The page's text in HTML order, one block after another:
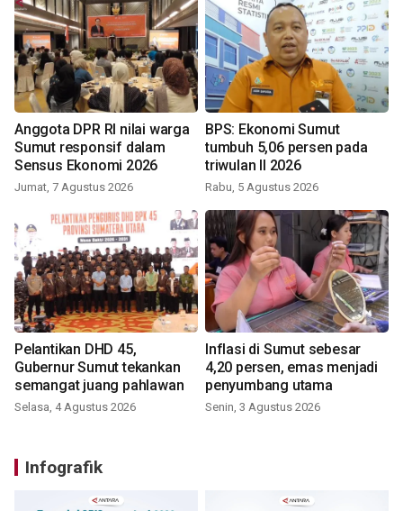
Anggota DPR RI nilai warga
Sumut responsif dalam
Sensus Ekonomi 2026
Jumat, 7 Agustus 2026
BPS: Ekonomi Sumut
tumbuh 5,06 persen pada
triwulan II 2026
Rabu, 5 Agustus 2026
Pelantikan DHD 45,
Gubernur Sumut tekankan
semangat juang pahlawan
Selasa, 4 Agustus 2026
Inflasi di Sumut sebesar
4,20 persen, emas menjadi
penyumbang utama
Senin, 3 Agustus 2026
Infografik